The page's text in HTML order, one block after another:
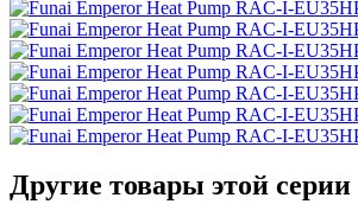
Другие товары этой серии